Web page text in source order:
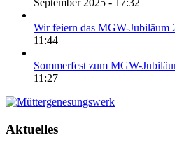
September 2025 - 17:32
Wir feiern das MGW-Jubiläum
11:44
Sommerfest zum MGW-
11:27
Aktuelles